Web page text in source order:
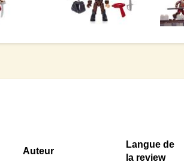
Auteur
Langue de
la review